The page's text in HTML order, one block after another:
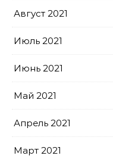
Август 2021
Июль 2021
Июнь 2021
Май 2021
Апрель 2021
Март 2021